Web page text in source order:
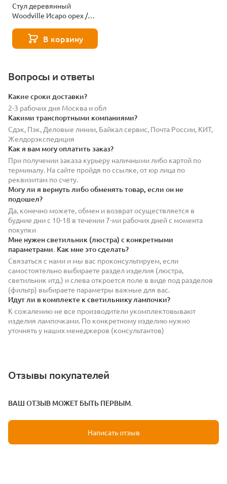
Стул деревянный
Woodville Исаро орех /
601118
В корзину
Вопросы и ответы
Какие сроки доставки?
2-3 рабочих дня Москва и обл
Какими транспортными компаниями?
Сдэк, Пэк, Деловые линии, Байкал сервис, Почта России, КИТ,
Желдорэкспедиция
Как я вам могу оплатить заказ?
При получении заказа курьеру наличными либо картой по
терминалу. На сайте пройдя по ссылке, от юр лица по
реквизитам по счету.
Могу ли я вернуть либо обменять товар, если он не
подошел?
Да, конечно можете, обмен и возврат осуществляется в
будние дни с 10-18 в течении 7-ми рабочих дней с момента
покупки
Мне нужен светильник (люстра) с конкретными
параметрами. Как мне это сделать?
Связаться с нами и мы вас проконсультируем, если
самостоятельно выбираете раздел изделия (люстра,
светильник итд.) и слева откроется поле в виде под разделов
(фильтр) выбираете параметры важные для вас.
Идут ли в комплекте к светильнику лампочки?
К сожалению не все производители укомплектовывают
изделия лампочками. По конкретному изделию нужно
уточнять у наших менеджеров (консультантов)
Отзывы покупателей
ВАШ ОТЗЫВ МОЖЕТ БЫТЬ ПЕРВЫМ.
Написать отзыв